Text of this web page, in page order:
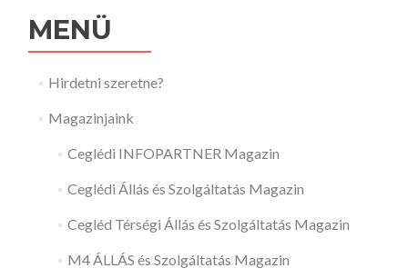
MENÜ
Hirdetni szeretne?
Magazinjaink
Ceglédi INFOPARTNER Magazin
Ceglédi Állás és Szolgáltatás Magazin
Cegléd Térségi Állás és Szolgáltatás Magazin
M4 ÁLLÁS és Szolgáltatás Magazin